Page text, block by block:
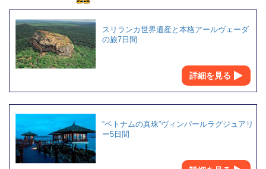
スリランカ世界遺産と本格アールヴェーダ
の旅7日間
詳細を見る
“ベトナムの真珠”ヴィンパールラグジュアリ
ー5日間